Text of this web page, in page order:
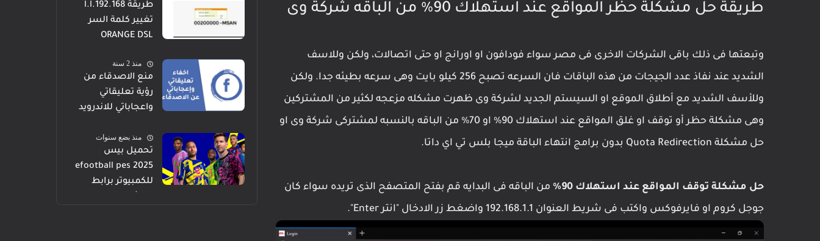
طريقة حل مشكلة حظر المواقع عند استهلاك 90% من الباقه شركة وى
وتبعتها فى ذلك باقى الشركات الاخرى فى مصر سواء فودافون او اورانج او حتى اتصالات، ولكن وللاسف
الشديد عند نفاذ عدد الجيجات من هذه الباقات فان السرعه تصبح 256 كيلو بايت وهى سرعه بطيئه جدا. ولكن
وللأسف الشديد مع أطلاق الموقع او السيستم الجديد لشركة وى ظهرت مشكله مزعجه لكثير من المشتركين
وهى مشكلة حظر أو توقف او غلق المواقع عند استهلاك 90% او 70% من الباقه بالنسبه لمشتركى شركة وى او
حل مشكلة Quota Redirection بدون برامج انتهاء الباقة ميجا بلس تي اي داتا.
حل مشكلة توقف المواقع عند استهلاك 90%
من الباقه فى البدايه قم بفتح المتصفح الذى تريده سواء كان
جوجل كروم او فايرفوكس واكتب فى شريط العنوان 192.168.1.1 واضغط زر الادخال "انتر Enter".
طريقة 192.168.l.l
تغيير كلمة السر
ORANGE DSL
منذ 2 سنة
منع الاصدقاء من
رؤية تعليقاتي
واعجاباتي للاندرويد
منذ بضع سنوات
تحميل بيس
efootball pes 2025
للكمبيوتر برابط